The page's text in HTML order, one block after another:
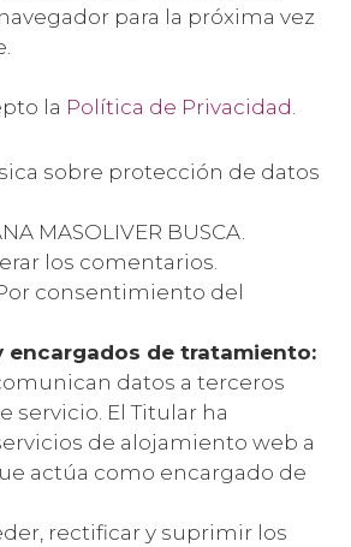
para la próxima vez
la Política de Privacidad.
sobre protección de datos
MASOLIVER BUSCA.
los comentarios.
consentimiento del
encargados de tratamiento:
datos a terceros
servicio. El Titular ha
de alojamiento web a
actúa como encargado de
rectificar y suprimir los